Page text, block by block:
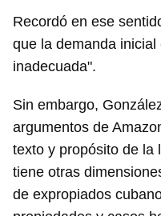
Recordó en ese
que la demanda
inadecuada".
Sin embargo,
argumentos de
texto y propósito de la
tiene otras
de expropiados